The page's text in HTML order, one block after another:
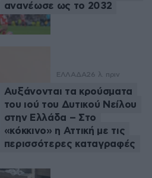
ανανέωσε ως το 2032
ΕΛΛΑΔΑ26 λ. πριν
Αυξάνονται τα κρούσματα
του ιού του Δυτικού Νείλου
στην Ελλάδα – Στο
«κόκκινο» η Αττική με τις
περισσότερες καταγραφές